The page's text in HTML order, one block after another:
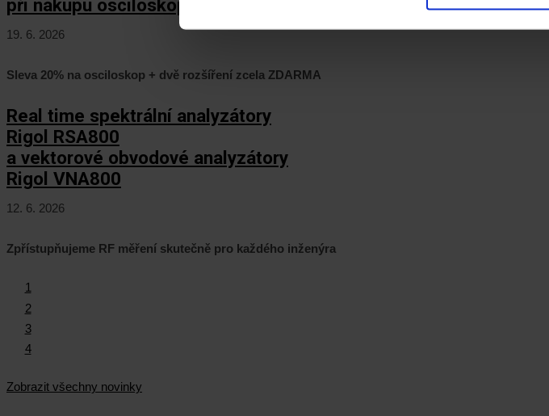
při nákupu osciloskopů Keysight HD3!
19. 6. 2026
Sleva 20% na osciloskop + dvě rozšíření zcela ZDARMA
Real time spektrální analyzátory
Rigol RSA800
a vektorové obvodové analyzátory
Rigol VNA800
12. 6. 2026
Zpřístupňujeme RF měření skutečně pro každého inženýra
1
2
3
4
Zobrazit všechny novinky